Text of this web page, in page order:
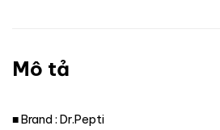
Mô tả
■ Brand : Dr.Pepti